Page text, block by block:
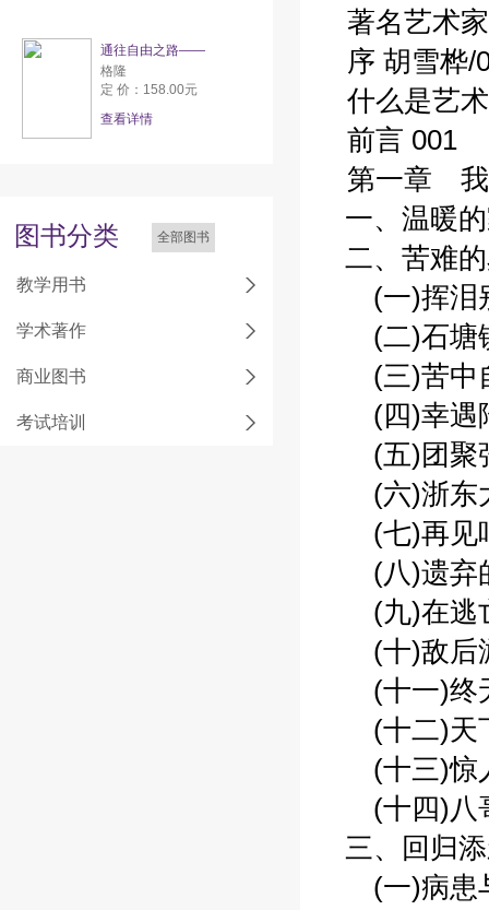
通往自由之路——
格隆
定 价：158.00元
查看详情
图书分类 全部图书
教学用书
学术著作
商业图书
考试培训
著名艺术
序 胡雪桦/
什么是艺
前言 001
第一章 我
一、温暖的
二、苦难的
(一)挥泪
(二)石塘
(三)苦中
(四)幸遇
(五)团聚
(六)浙东
(七)再见
(八)遗弃
(九)在逃
(十)敌后
(十一)终
(十二)天
(十三)惊
(十四)八
三、回归添
(一)病患